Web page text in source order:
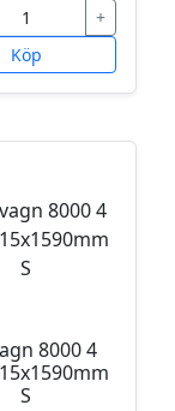
+
Köp
8000 4
S